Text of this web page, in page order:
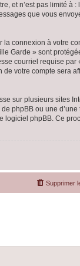
et n’est pas limité à
que vous
connexion à votre
Garde » sont
courriel requise
votre compte sera
sur plusieurs sites
phpBB ou une
logiciel phpBB. Ce
Supprimer